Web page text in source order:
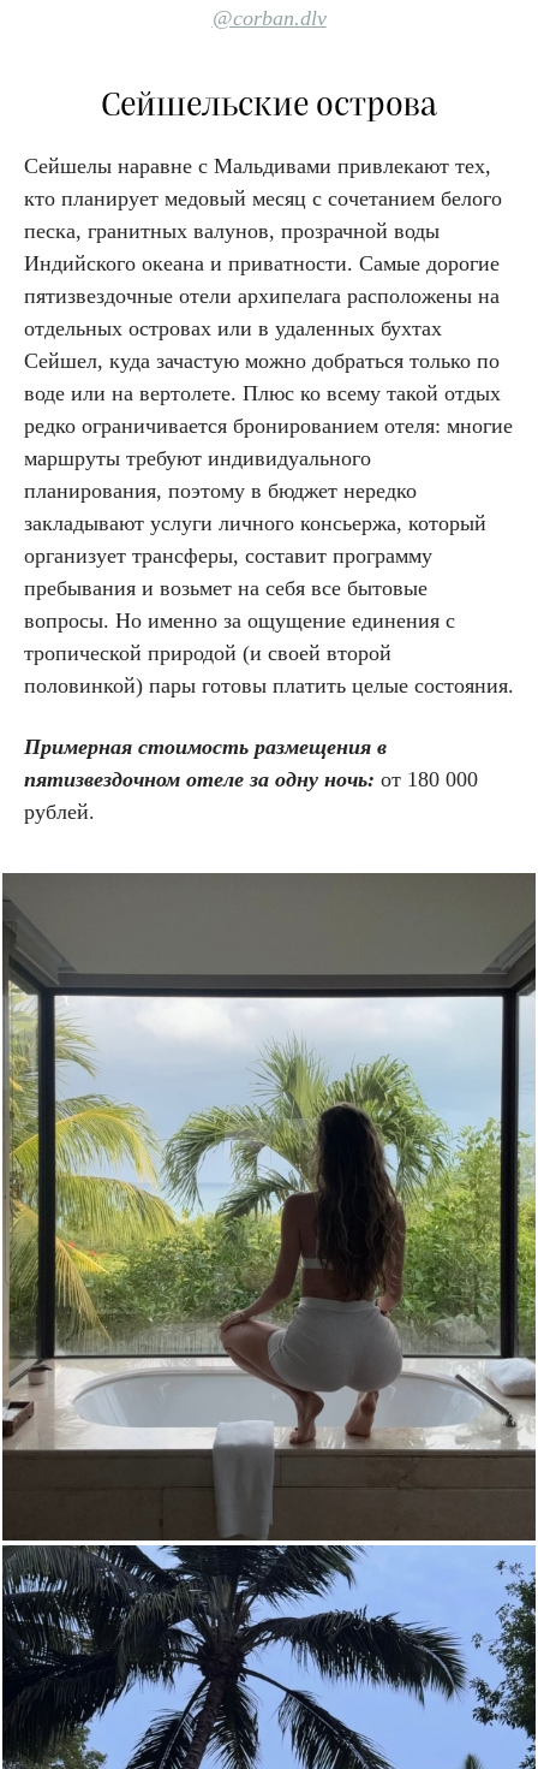
@corban.dlv
Сейшельские острова
Сейшелы наравне с Мальдивами привлекают тех,
кто планирует медовый месяц с сочетанием белого
песка, гранитных валунов, прозрачной воды
Индийского океана и приватности. Самые дорогие
пятизвездочные отели архипелага расположены на
отдельных островах или в удаленных бухтах
Сейшел, куда зачастую можно добраться только по
воде или на вертолете. Плюс ко всему такой отдых
редко ограничивается бронированием отеля: многие
маршруты требуют индивидуального
планирования, поэтому в бюджет нередко
закладывают услуги личного консьержа, который
организует трансферы, составит программу
пребывания и возьмет на себя все бытовые
вопросы. Но именно за ощущение единения с
тропической природой (и своей второй
половинкой) пары готовы платить целые состояния.
Примерная стоимость размещения в
пятизвездочном отеле за одну ночь: от 180 000
рублей.